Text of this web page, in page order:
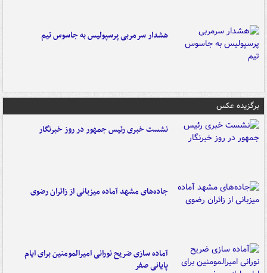
هشدار سرمربی پرسپولیس به جاسوس تیم
برگزیده عکس
نشست خبری رئیس جمهور در روز خبرنگار
جاده‌های مشهد آماده میزبانی از زائران رضوی
آماده سازی ضریح نورانی امیرالمومنین برای ایام
پایانی صفر